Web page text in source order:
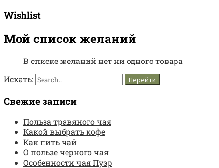
Wishlist
Мой список желаний
В списке желаний нет ни одного товара
Искать:
Свежие записи
Польза травяного чая
Какой выбрать кофе
Как пить чай
О пользе черного чая
Особенности чая Пуэр